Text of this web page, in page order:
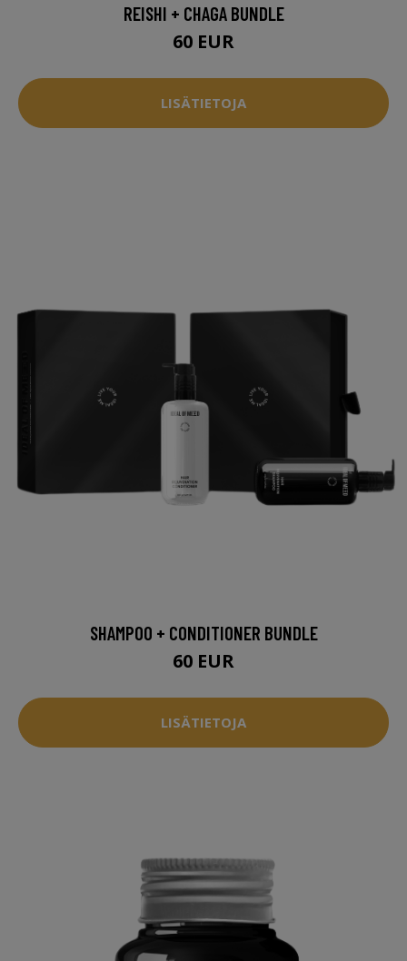
REISHI + CHAGA BUNDLE
60 EUR
LISÄTIETOJA
SHAMPOO + CONDITIONER BUNDLE
60 EUR
LISÄTIETOJA